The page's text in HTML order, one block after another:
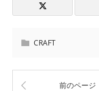
CRAFT
前のページ